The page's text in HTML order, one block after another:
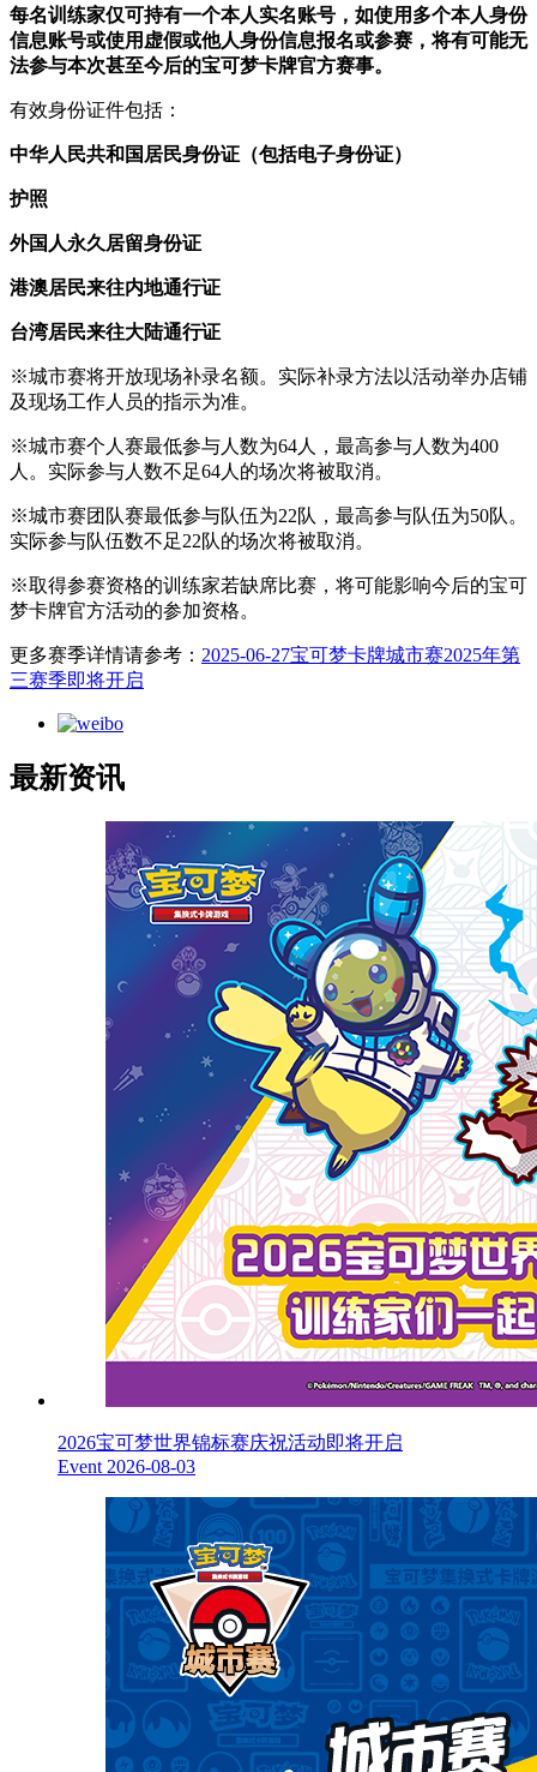
每名训练家仅可持有一个本人实名账号，如使用多个本人身份
信息账号或使用虚假或他人身份信息报名或参赛，将有可能无
法参与本次甚至今后的宝可梦卡牌官方赛事。
有效身份证件包括：
中华人民共和国居民身份证（包括电子身份证）
护照
外国人永久居留身份证
港澳居民来往内地通行证
台湾居民来往大陆通行证
※城市赛将开放现场补录名额。实际补录方法以活动举办店铺
及现场工作人员的指示为准。
※城市赛个人赛最低参与人数为64人，最高参与人数为400
人。实际参与人数不足64人的场次将被取消。
※城市赛团队赛最低参与队伍为22队，最高参与队伍为50队。
实际参与队伍数不足22队的场次将被取消。
※取得参赛资格的训练家若缺席比赛，将可能影响今后的宝可
梦卡牌官方活动的参加资格。
更多赛季详情请参考： 2025-06-27宝可梦卡牌城市赛2025年第
三赛季即将开启
最新资讯
2026宝可梦世界锦标赛庆祝活动即将开启
Event 2026-08-03